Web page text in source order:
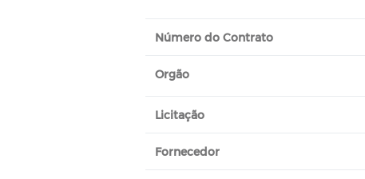
Número do Contrato
Orgão
Licitação
Fornecedor